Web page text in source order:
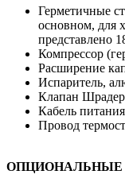
Герметичные
основном, для
представлено
Компрессор
Расширение
Испаритель,
Клапан
Кабель питания
Провод